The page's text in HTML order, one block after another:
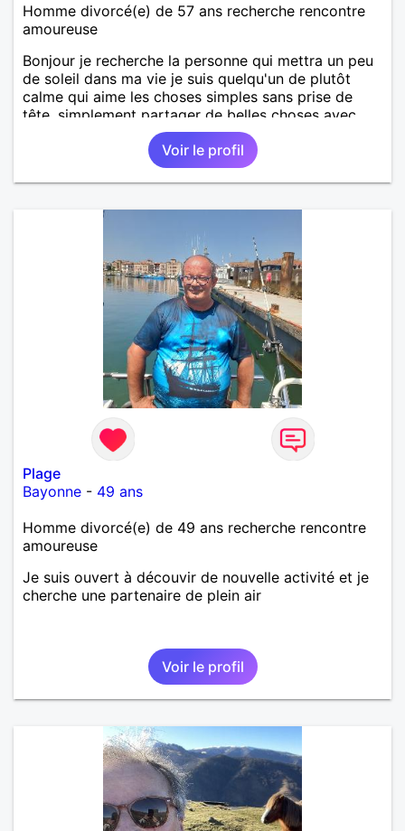
Homme divorcé(e) de 57 ans recherche rencontre
amoureuse
Bonjour je recherche la personne qui mettra un peu
de soleil dans ma vie je suis quelqu'un de plutôt
calme qui aime les choses simples sans prise de
tête, simplement partager de belles choses avec
une personne qui me ressemble .
Voir le profil
Plage
Bayonne - 49 ans
Homme divorcé(e) de 49 ans recherche rencontre
amoureuse
Je suis ouvert à découvir de nouvelle activité et je
cherche une partenaire de plein air
Voir le profil